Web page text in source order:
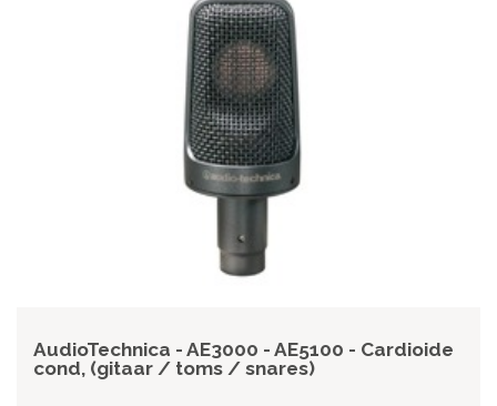
AudioTechnica - AE3000 - AE5100 - Cardioide
cond, (gitaar / toms / snares)